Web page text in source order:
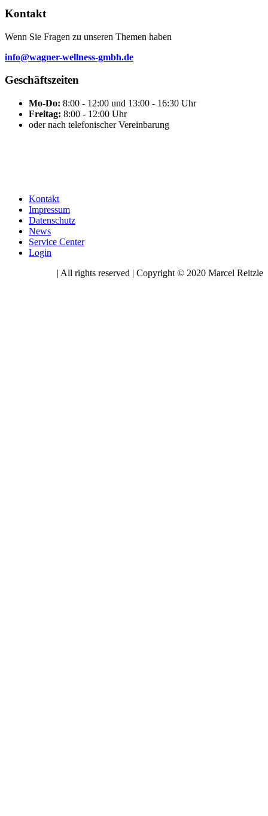
Kontakt
Wenn Sie Fragen zu unseren Themen haben
info@wagner-wellness-gmbh.de
Geschäftszeiten
Mo-Do: 8:00 - 12:00 und 13:00 - 16:30 Uhr
Freitag: 8:00 - 12:00 Uhr
oder nach telefonischer Vereinbarung
Kontakt
Impressum
Datenschutz
News
Service Center
Login
| All rights reserved | Copyright © 2020 Marcel Reitzle